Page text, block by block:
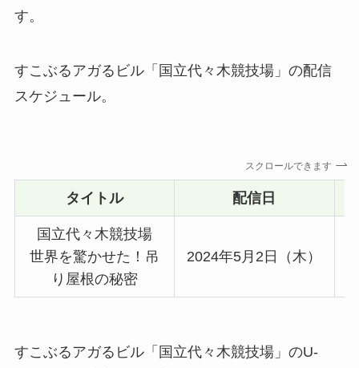
す。
すこぶるアガるビル「国立代々木競技場」の配信
スケジュール。
スクロールできます
タイトル 配信日
国立代々木競技場
世界を驚かせた！吊
り屋根の秘密
2024年5月2日（木）
すこぶるアガるビル「国立代々木競技場」のU-